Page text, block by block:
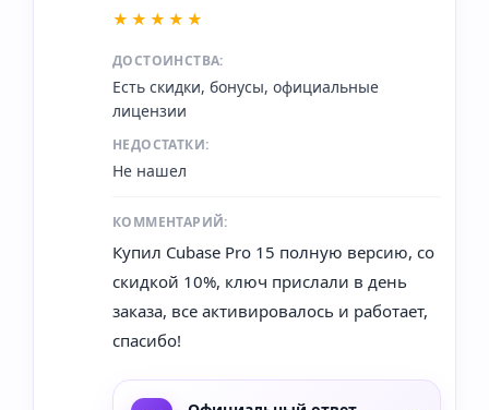
★★★★★
ДОСТОИНСТВА:
Есть скидки, бонусы, официальные
лицензии
НЕДОСТАТКИ:
Не нашел
КОММЕНТАРИЙ:
Купил Cubase Pro 15 полную версию, со
скидкой 10%, ключ прислали в день
заказа, все активировалось и работает,
спасибо!